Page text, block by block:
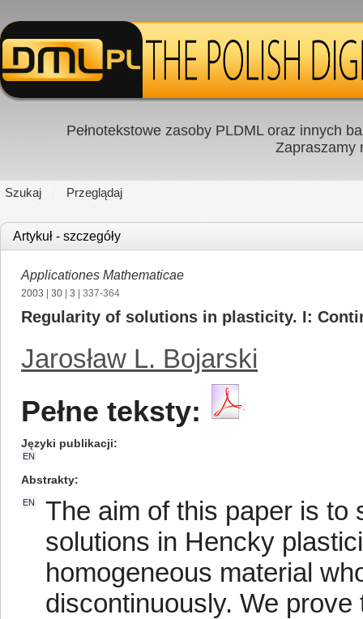
Pełnotekstowe zasoby PLDML oraz innych
Zapraszamy
Szukaj Przeglądaj
Artykuł - szczegóły
Applicationes Mathematicae
2003 30 3 | 337-364
Regularity of solutions in plasticity. I:
Jarosław L. Bojarski
Pełne teksty:
Języki publikacji
EN
Abstrakty
EN
The aim of this paper is to
solutions in Hencky
homogeneous material
discontinuously. We